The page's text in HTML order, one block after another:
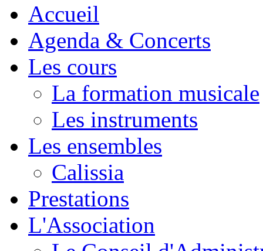
Accueil
Agenda & Concerts
Les cours
La formation musicale
Les instruments
Les ensembles
Calissia
Prestations
L'Association